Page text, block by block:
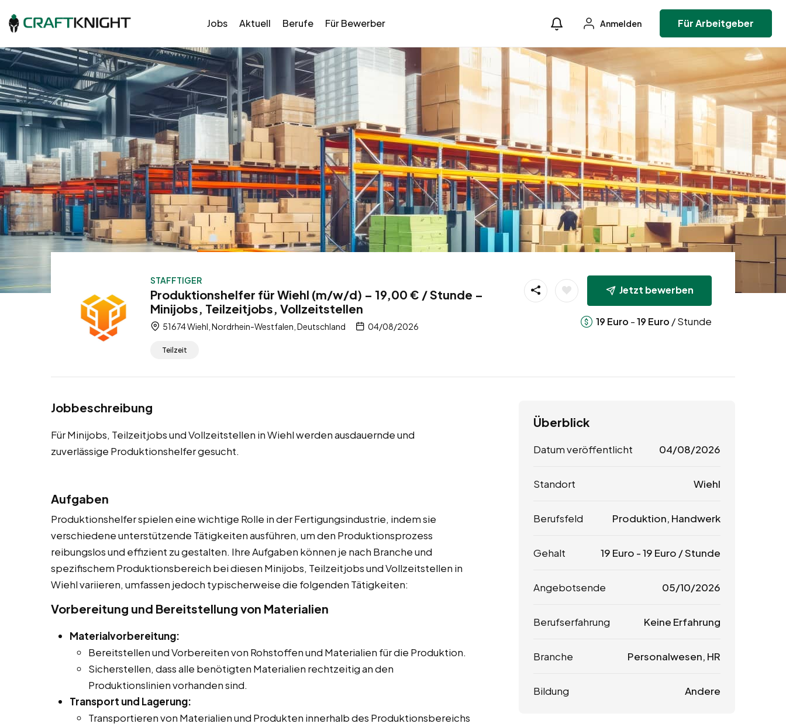
Jobs Aktuell Berufe Für Bewerber Anmelden Für Arbeitgeber
STAFFTIGER
Produktionshelfer für Wiehl (m/w/d) – 19,00 € / Stunde –
Minijobs, Teilzeitjobs, Vollzeitstellen
51674 Wiehl, Nordrhein-Westfalen, Deutschland 04/08/2026
Teilzeit
Jetzt bewerben
19 Euro -19 Euro / Stunde
Jobbeschreibung
Für Minijobs, Teilzeitjobs und Vollzeitstellen in Wiehl werden ausdauernde und
zuverlässige Produktionshelfer gesucht.
Aufgaben
Produktionshelfer spielen eine wichtige Rolle in der Fertigungsindustrie, indem sie
verschiedene unterstützende Tätigkeiten ausführen, um den Produktionsprozess
reibungslos und effizient zu gestalten. Ihre Aufgaben können je nach Branche und
spezifischem Produktionsbereich bei diesen Minijobs, Teilzeitjobs und Vollzeitstellen in
Wiehl variieren, umfassen jedoch typischerweise die folgenden Tätigkeiten:
Vorbereitung und Bereitstellung von Materialien
Materialvorbereitung:
Bereitstellen und Vorbereiten von Rohstoffen und Materialien für die Produktion.
Sicherstellen, dass alle benötigten Materialien rechtzeitig an den
Produktionslinien vorhanden sind.
Transport und Lagerung:
Transportieren von Materialien und Produkten innerhalb des Produktionsbereichs
Überblick
Datum veröffentlicht 04/08/2026
Standort Wiehl
Berufsfeld Produktion, Handwerk
Gehalt 19 Euro -19 Euro / Stunde
Angebotsende 05/10/2026
Berufserfahrung Keine Erfahrung
Branche Personalwesen, HR
Bildung Andere